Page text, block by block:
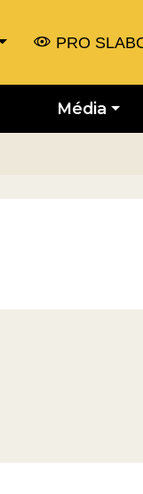
PRO
Média